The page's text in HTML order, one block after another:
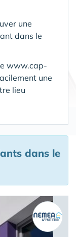
une
dans le
www.cap-
une
lieu
dans le